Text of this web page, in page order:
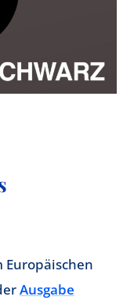
Europäischen
Ausgabe